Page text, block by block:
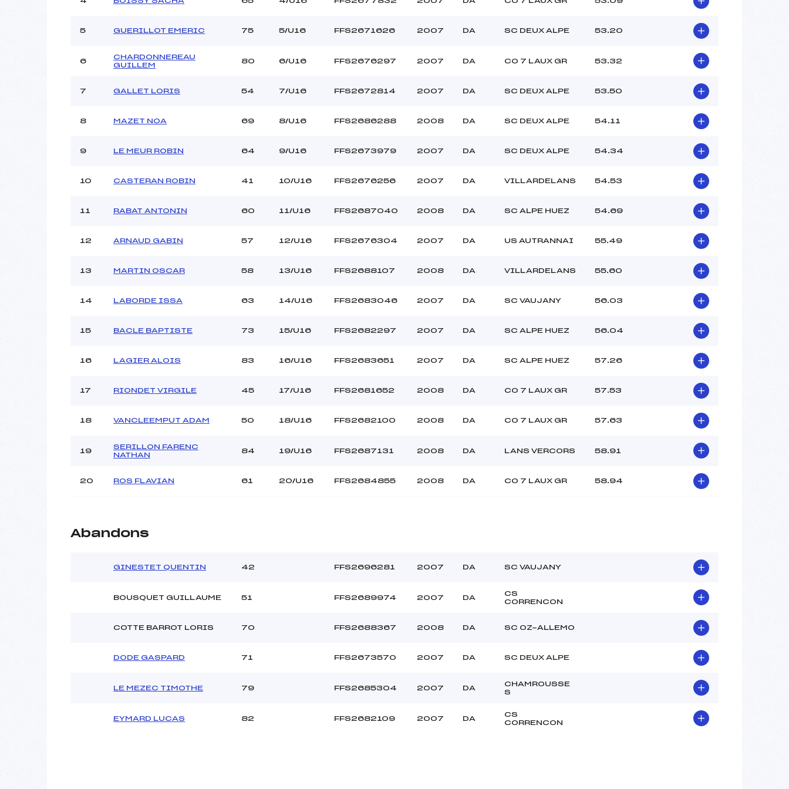
Ouvreurs D :
ROCHAS (DA)
Météo :
–
PAVOLINI (DA)
Ouvreurs D :
ROCHAS (DA)
Température départ :
5 GUERILLOT EMERIC 75 5/U16 FFS2671626 2007 DA SC DEUX ALPE 53.20
6
CHARDONNEREAU
GUILLEM
80 6/U16 FFS2676297 2007 DA CO 7 LAUX GR 53.32
7 GALLET LORIS 54 7/U16 FFS2672814 2007 DA SC DEUX ALPE 53.50
8 MAZET NOA 69 8/U16 FFS2686288 2008 DA SC DEUX ALPE 54.11
9 LE MEUR ROBIN 64 9/U16 FFS2673979 2007 DA SC DEUX ALPE 54.34
10 CASTERAN ROBIN 41 10/U16 FFS2676256 2007 DA VILLARDELANS 54.53
11 RABAT ANTONIN 60 11/U16 FFS2687040 2008 DA SC ALPE HUEZ 54.69
12 ARNAUD GABIN 57 12/U16 FFS2676304 2007 DA US AUTRANNAI 55.49
13 MARTIN OSCAR 58 13/U16 FFS2688107 2008 DA VILLARDELANS 55.60
14 LABORDE ISSA 63 14/U16 FFS2683046 2007 DA SC VAUJANY 56.03
15 BACLE BAPTISTE 73 15/U16 FFS2682297 2007 DA SC ALPE HUEZ 56.04
16 LAGIER ALOIS 83 16/U16 FFS2683651 2007 DA SC ALPE HUEZ 57.26
17 RIONDET VIRGILE 45 17/U16 FFS2681652 2008 DA CO 7 LAUX GR 57.53
18 VANCLEEMPUT ADAM 50 18/U16 FFS2682100 2008 DA CO 7 LAUX GR 57.63
19
SERILLON FARENC
NATHAN
84 19/U16 FFS2687131 2008 DA LANS VERCORS 58.91
20 ROS FLAVIAN 61 20/U16 FFS2684855 2008 DA CO 7 LAUX GR 58.94
Abandons
GINESTET QUENTIN 42 FFS2696281 2007 DA SC VAUJANY
BOUSQUET GUILLAUME 51 FFS2689974 2007 DA
CS
CORRENCON
COTTE BARROT LORIS 70 FFS2688367 2008 DA SC OZ-ALLEMO
DODE GASPARD 71 FFS2673570 2007 DA SC DEUX ALPE
LE MEZEC TIMOTHE 79 FFS2685304 2007 DA
CHAMROUSSE
S
EYMARD LUCAS 82 FFS2682109 2007 DA
CS
CORRENCON